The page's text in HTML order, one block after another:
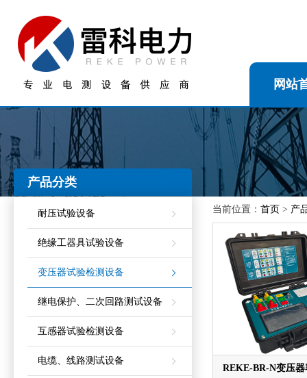
网站
当前位置： 首页 > 产
REKE-BR-N变压
产品分类
耐压试验设备
绝缘工器具试验设备
变压器试验检测设备
继电保护、二次回路测试设备
互感器试验检测设备
电缆、线路测试设备